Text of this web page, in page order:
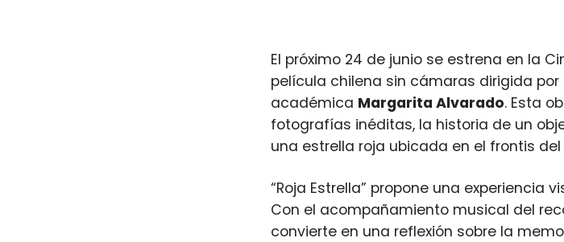
El próximo 24 de junio se estrena en la
película chilena sin cámaras dirigida por
académica Margarita Alvarado. Esta
fotografías inéditas, la historia de un
una estrella roja ubicada en el frontis
“Roja Estrella” propone una
Con el acompañamiento musical del
convierte en una reflexión sobre la